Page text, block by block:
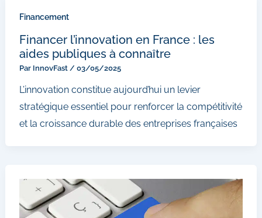
Financement
Financer l’innovation en France : les
aides publiques à connaître
Par InnovFast / 03/05/2025
L’innovation constitue aujourd’hui un levier
stratégique essentiel pour renforcer la compétitivité
et la croissance durable des entreprises françaises